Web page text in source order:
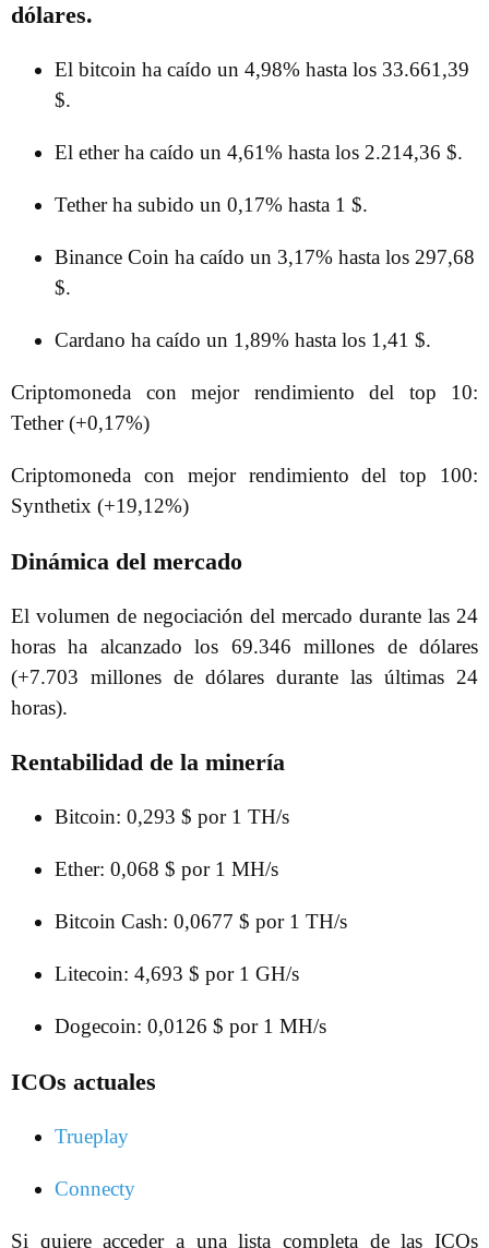
dólares.
El bitcoin ha caído un 4,98% hasta los 33.661,39
$.
El ether ha caído un 4,61% hasta los 2.214,36 $.
Tether ha subido un 0,17% hasta 1 $.
Binance Coin ha caído un 3,17% hasta los 297,68
$.
Cardano ha caído un 1,89% hasta los 1,41 $.
Criptomoneda con mejor rendimiento del top 10:
Tether (+0,17%)
Criptomoneda con mejor rendimiento del top 100:
Synthetix (+19,12%)
Dinámica del mercado
El volumen de negociación del mercado durante las 24
horas ha alcanzado los 69.346 millones de dólares
(+7.703 millones de dólares durante las últimas 24
horas).
Rentabilidad de la minería
Bitcoin: 0,293 $ por 1 TH/s
Ether: 0,068 $ por 1 MH/s
Bitcoin Cash: 0,0677 $ por 1 TH/s
Litecoin: 4,693 $ por 1 GH/s
Dogecoin: 0,0126 $ por 1 MH/s
ICOs actuales
Trueplay
Connecty
Si quiere acceder a una lista completa de las ICOs